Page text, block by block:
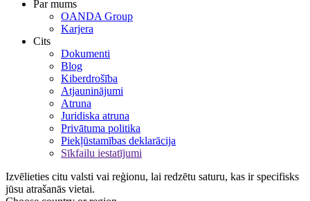
Par mums
OANDA Group
Karjera
Cits
Dokumenti
Blog
Kiberdrošība
Atjauninājumi
Atruna
Juridiska atruna
Privātuma politika
Piekļūstamības deklarācija
Sīkfailu iestatījumi
Izvēlieties citu valsti vai reģionu, lai redzētu saturu, kas ir specifisks
jūsu atrašanās vietai.